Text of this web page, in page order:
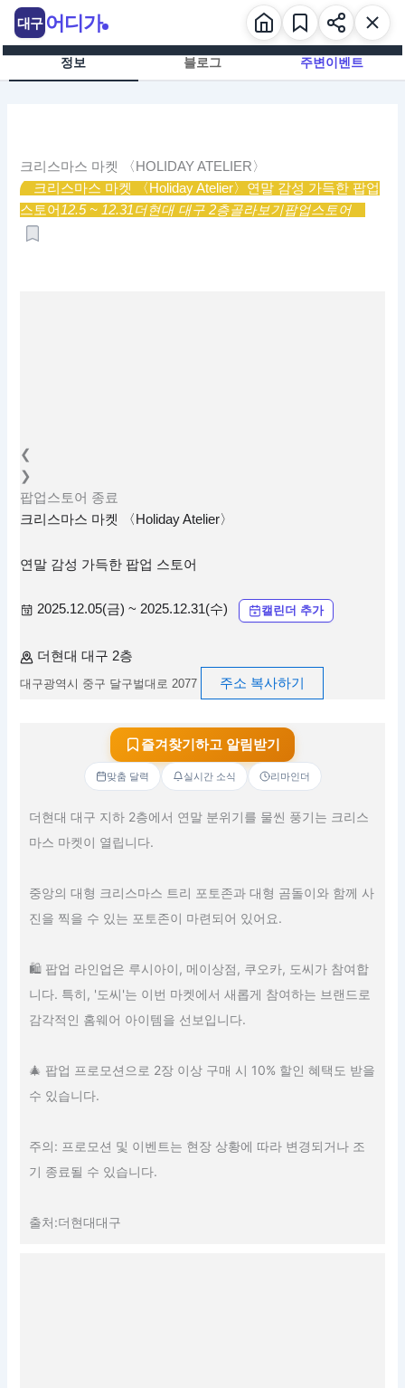
츠
정보 블로그 주변이벤트
크리스마스 마켓 〈HOLIDAY ATELIER〉
크리스마스 마켓 〈Holiday Atelier〉 연말 감성 가득한 팝업
스토어12.5 ~ 12.31더현대 대구 2층골라보기팝업스토어
❮
❯
팝업스토어 종료
크리스마스 마켓 〈Holiday Atelier〉
연말 감성 가득한 팝업 스토어
2025.12.05(금) ~ 2025.12.31(수) 캘린더 추가
더현대 대구 2층
대구광역시 중구 달구벌대로 2077 주소 복사하기
즐겨찾기하고 알림받기
맞춤 달력 실시간 소식 리마인더
더현대 대구 지하 2층에서 연말 분위기를 물씬 풍기는 크리스
마스 마켓이 열립니다.
중앙의 대형 크리스마스 트리 포토존과 대형 곰돌이와 함께 사
진을 찍을 수 있는 포토존이 마련되어 있어요.
🛍 팝업 라인업은 루시아이, 메이상점, 쿠오카, 도씨가 참여합
니다. 특히, '도씨'는 이번 마켓에서 새롭게 참여하는 브랜드로
감각적인 홈웨어 아이템을 선보입니다.
🎄 팝업 프로모션으로 2장 이상 구매 시 10% 할인 혜택도 받을
수 있습니다.
주의: 프로모션 및 이벤트는 현장 상황에 따라 변경되거나 조
기 종료될 수 있습니다.
출처:더현대대구
대구 어디가